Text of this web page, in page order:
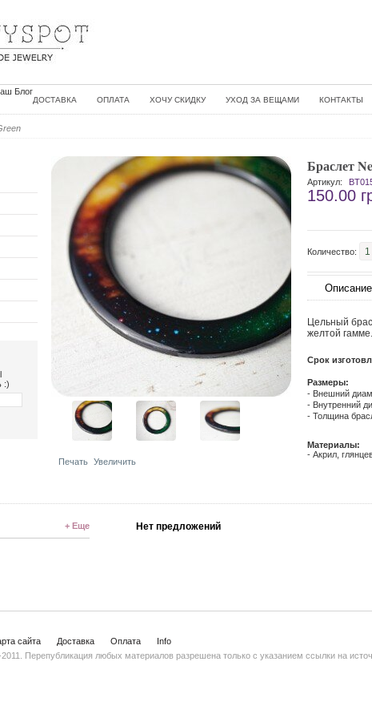
Блог
ДОСТАВКА ОПЛАТА ХОЧУ СКИДКУ УХОД ЗА ВЕЩАМИ КОНТАКТЫ
Печать Увеличить
Браслет
Артикул:
150.00
Количество:
Описание
Цельный
желтой гамме.
Срок
Размеры:
- Внешний
- Внутренний
- Толщина
Материалы:
- Акрил,
:)
+ Еще Нет предложений
сайта Доставка Оплата
Info
Перепубликация любых материалов разрешена только с указанием ссылки на